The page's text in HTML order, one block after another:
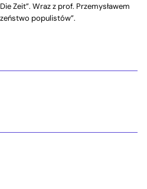
Zeit”. Wraz z prof. Przemysławem
populistów”.